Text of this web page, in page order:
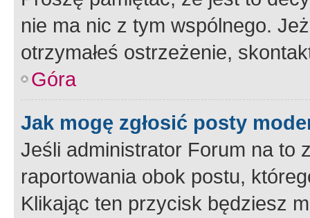
nie ma nic z tym wspólnego.
otrzymałeś ostrzeżenie,
Góra
Jak mogę zgłosić posty
Jeśli administrator Forum na to
raportowania obok postu,
Klikając ten przycisk będziesz